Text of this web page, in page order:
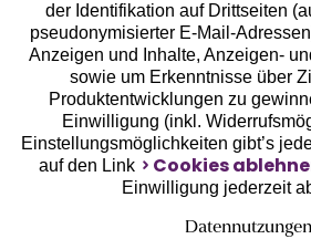
Unsere Apps
der Identifikation auf Drittseiten
pseudonymisierter E-Mail-
Anzeigen und Inhalte, Anzeigen-
sowie um Erkenntnisse über
Produktentwicklungen zu
Einwilligung (inkl.
Einstellungsmöglichkeiten gibt’s
auf den Link
Cookies
Einwilligung jederzeit
Datennutzungen